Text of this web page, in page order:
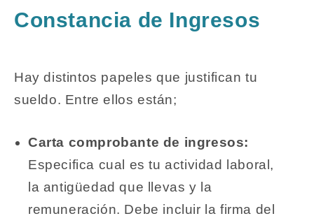
Constancia de Ingresos
Hay distintos papeles que justifican tu
sueldo. Entre ellos están;
Carta comprobante de ingresos:
Especifica cual es tu actividad laboral,
la antigüedad que llevas y la
remuneración. Debe incluir la firma del